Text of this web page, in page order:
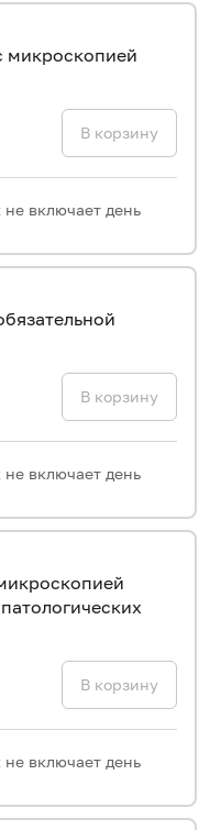
микроскопией
В корзину
включает день
В корзину
включает день
В корзину
включает день